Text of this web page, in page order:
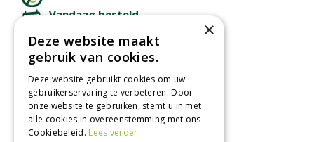
Vandaag besteld
Afhalen in tuincentrum
Betaal veilig
met iDeal - Wero
×
Deze website maakt
gebruik van cookies.
Deze website gebruikt cookies om uw
gebruikerservaring te verbeteren. Door
onze website te gebruiken, stemt u in met
alle cookies in overeenstemming met ons
Cookiebeleid. Lees verder